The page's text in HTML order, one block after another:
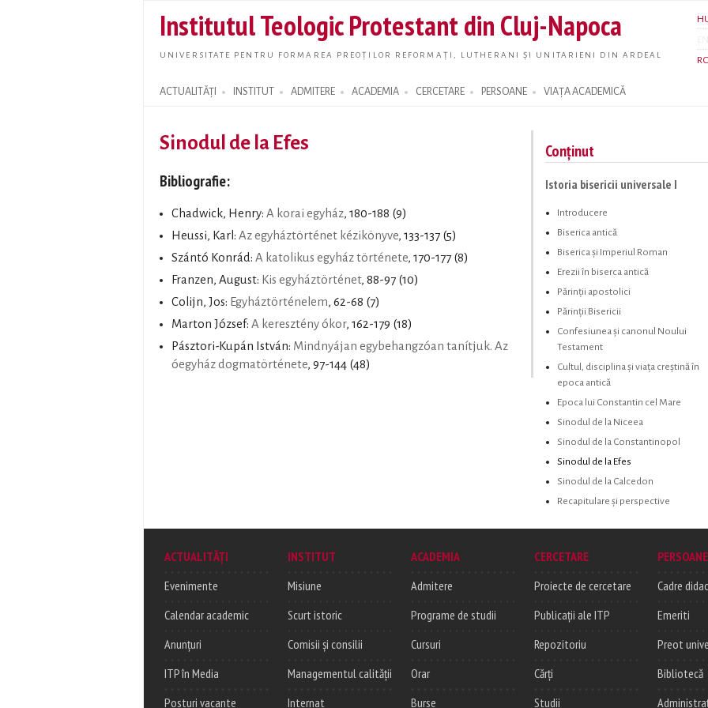
main
content
Institutul Teologic Protestant din Cluj-Napoca
UNIVERSITATE PENTRU FORMAREA PREOȚILOR REFORMAȚI, LUTHERANI ȘI UNITARIENI DIN ARDEAL
ACTUALITĂȚI INSTITUT ADMITERE ACADEMIA CERCETARE PERSOANE VIAȚA ACADEMICĂ
Search form
Sinodul de la Efes
Bibliografie:
Chadwick, Henry: A korai egyház, 180-188 (9)
Heussi, Karl: Az egyháztörténet kézikönyve, 133-137 (5)
Szántó Konrád: A katolikus egyház története, 170-177 (8)
Franzen, August: Kis egyháztörténet, 88-97 (10)
Colijn, Jos: Egyháztörténelem, 62-68 (7)
Marton József: A keresztény ókor, 162-179 (18)
Pásztori-Kupán István: Mindnyájan egybehangzóan tanítjuk. Az
óegyház dogmatörténete, 97-144 (48)
Conținut
Istoria bisericii universale I
Introducere
Biserica antică
Biserica și Imperiul Roman
Erezii în biserca antică
Părinții apostolici
Părinții Bisericii
Confesiunea şi canonul Noului
Testament
Cultul, disciplina şi viaţa creştină în
epoca antică
Epoca lui Constantin cel Mare
Sinodul de la Niceea
Sinodul de la Constantinopol
Sinodul de la Efes
Sinodul de la Calcedon
Recapitulare și perspective
ACTUALITĂȚI
Evenimente
Calendar academic
Anunțuri
ITP în Media
Posturi vacante
INSTITUT
Misiune
Scurt istoric
Comisii și consilii
Managementul calității
Internat
ACADEMIA
Admitere
Programe de studii
Cursuri
Orar
Burse
CERCETARE
Proiecte de cercetare
Publicații ale ITP
Repozitoriu
Cărți
Studii
PERSOANE
Cadre
Emeriti
Preot
Bibliotecă